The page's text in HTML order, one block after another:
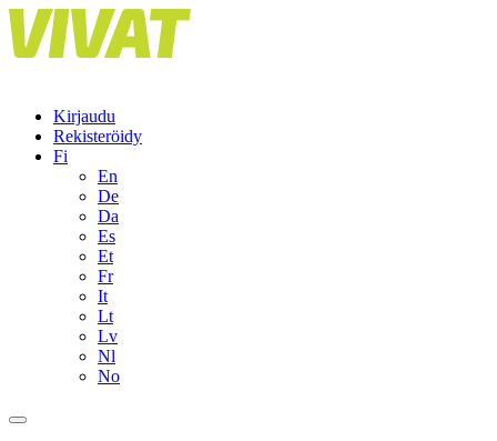
Skip
to
content
Kirjaudu
Rekisteröidy
Fi
En
De
Da
Es
Et
Fr
It
Lt
Lv
Nl
No